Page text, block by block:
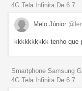
4G Tela Infinita De 6.7
Melo Júnior
kkkkkkkkkk tenho que
Smartphone Samsung
4G Tela Infinita De 6.7